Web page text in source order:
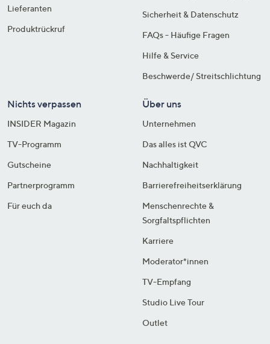
Lieferanten
Produktrückruf
Sicherheit & Datenschutz
FAQs - Häufige Fragen
Hilfe & Service
Beschwerde/ Streitschlichtung
Nichts verpassen
INSIDER Magazin
TV-Programm
Gutscheine
Partnerprogramm
Für euch da
Über uns
Unternehmen
Das alles ist QVC
Nachhaltigkeit
Barrierefreiheitserklärung
Menschenrechte &
Sorgfaltspflichten
Karriere
Moderator*innen
TV-Empfang
Studio Live Tour
Outlet